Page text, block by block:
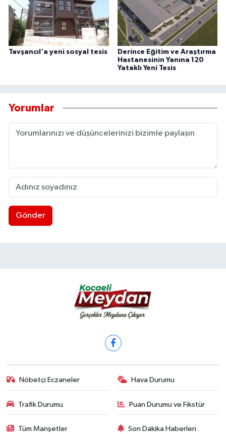
Tavşancıl'a yeni sosyal tesis
Derince Eğitim ve Araştırma
Hastanesinin Yanına 120
Yataklı Yeni Tesis
Yorumlar
Gönder
Nöbetçi Eczaneler Hava Durumu
Trafik Durumu Puan Durumu ve Fikstür
Tüm Manşetler Son Dakika Haberleri